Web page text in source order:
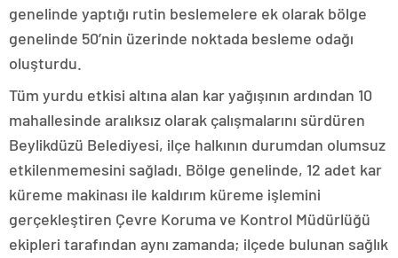
genelinde yaptığı rutin beslemelere ek olarak bölge
genelinde 50’nin üzerinde noktada besleme odağı
oluşturdu.
Tüm yurdu etkisi altına alan kar yağışının ardından 10
mahallesinde aralıksız olarak çalışmalarını sürdüren
Beylikdüzü Belediyesi, ilçe halkının durumdan olumsuz
etkilenmemesini sağladı. Bölge genelinde, 12 adet kar
küreme makinası ile kaldırım küreme işlemini
gerçekleştiren Çevre Koruma ve Kontrol Müdürlüğü
ekipleri tarafından aynı zamanda; ilçede bulunan sağlık